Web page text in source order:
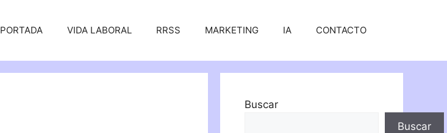
PORTADA VIDA LABORAL RRSS MARKETING IA CONTACTO
Buscar
Buscar